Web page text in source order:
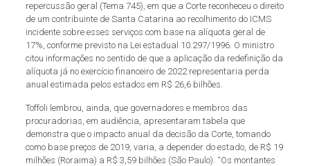
repercussão geral (Tema 745), em que a Corte reconheceu o direito
de um contribuinte de Santa Catarina ao recolhimento do ICMS
incidente sobre esses serviços com base na alíquota geral de
17%, conforme previsto na Lei estadual 10.297/1996. O ministro
citou informações no sentido de que a aplicação da redefinição da
alíquota já no exercício financeiro de 2022 representaria perda
anual estimada pelos estados em R$ 26,6 bilhões.
Toffoli lembrou, ainda, que governadores e membros das
procuradorias, em audiência, apresentaram tabela que
demonstra que o impacto anual da decisão da Corte, tomando
como base preços de 2019, varia, a depender do estado, de R$ 19
milhões (Roraima) a R$ 3,59 bilhões (São Paulo). “Os montantes